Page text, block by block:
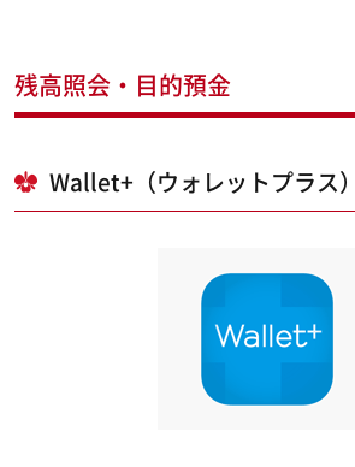
残高照会・目的預金
Wallet+（ウォレットプラス）